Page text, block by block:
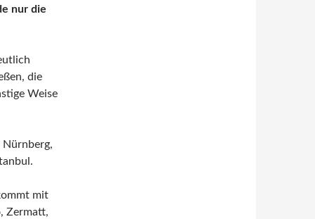
nur die
die
Weise
Nürnberg,
mit
Zermatt,